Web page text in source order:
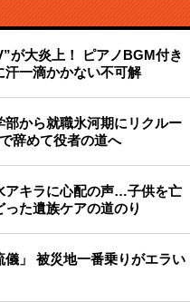
が大炎上！ ピアノBGM付き
汗一滴かかない不可解
から就職氷河期にリクルー
辞めて役者の道へ
アキラに心配の声…子供を亡
った遺族ケアの道のり
」 被災地一番乗りがエラい